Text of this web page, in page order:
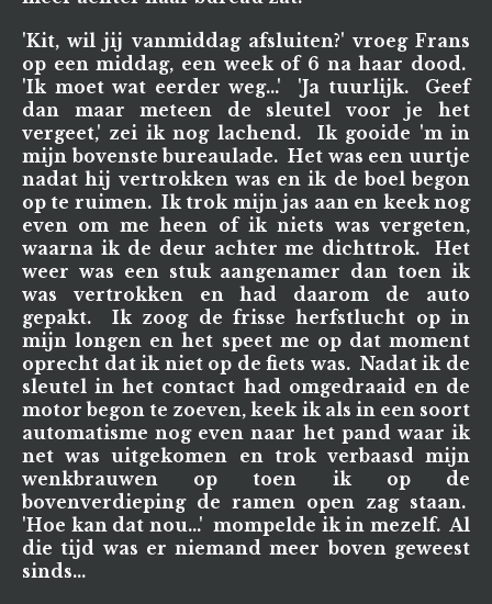
'Kit, wil jij vanmiddag afsluiten?' vroeg Frans
op een middag, een week of 6 na haar dood.
'Ik moet wat eerder weg...' 'Ja tuurlijk. Geef
dan maar meteen de sleutel voor je het
vergeet,' zei ik nog lachend. Ik gooide 'm in
mijn bovenste bureaulade. Het was een uurtje
nadat hij vertrokken was en ik de boel begon
op te ruimen. Ik trok mijn jas aan en keek nog
even om me heen of ik niets was vergeten,
waarna ik de deur achter me dichttrok. Het
weer was een stuk aangenamer dan toen ik
was vertrokken en had daarom de auto
gepakt. Ik zoog de frisse herfstlucht op in
mijn longen en het speet me op dat moment
oprecht dat ik niet op de fiets was. Nadat ik de
sleutel in het contact had omgedraaid en de
motor begon te zoeven, keek ik als in een soort
automatisme nog even naar het pand waar ik
net was uitgekomen en trok verbaasd mijn
wenkbrauwen op toen ik op de
bovenverdieping de ramen open zag staan.
'Hoe kan dat nou...' mompelde ik in mezelf. Al
die tijd was er niemand meer boven geweest
sinds...